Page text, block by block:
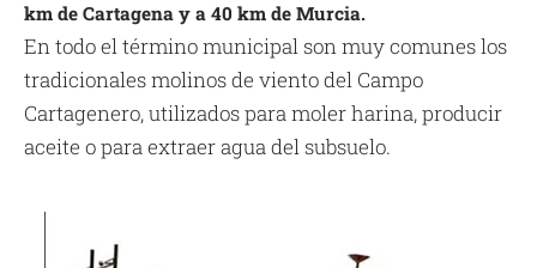
km de Cartagena y a 40 km de Murcia.
En todo el término municipal son muy comunes los
tradicionales molinos de viento del Campo
Cartagenero, utilizados para moler harina, producir
aceite o para extraer agua del subsuelo.